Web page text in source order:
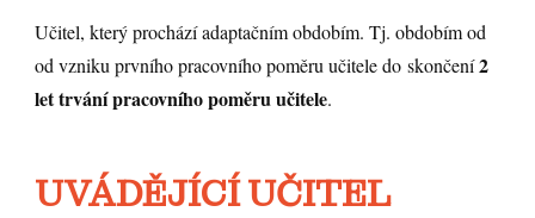
Učitel, který prochází adaptačním obdobím. Tj. obdobím od
od vzniku prvního pracovního poměru učitele do skončení2
let trvání pracovního poměru učitele.
UVÁDĚJÍCÍ UČITEL